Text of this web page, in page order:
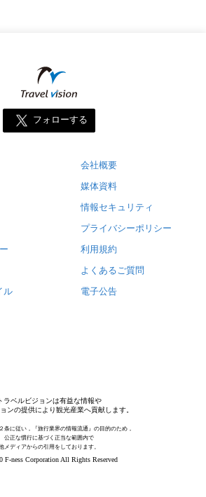
フォローする
ル
会社概要
媒体資料
情報セキュリティ
プライバシーポリシー
利用規約
よくあるご質問
電子公告
ラベルビジョンは有益な情報や
ンの提供により観光産業へ貢献します。
条に従い，『旅行業界の情報流通』の目的のため，
公正な慣行に基づく正当な範囲内で
メディアからの引用をしております。
F-ness Corporation All Rights Reserved